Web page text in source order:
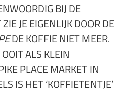
BIJ DE
JE EIGENLIJK DOOR DE
DE KOFFIE NIET MEER.
ALS KLEIN
PLACE MARKET IN
IS HET ‘KOFFIETENTJE’